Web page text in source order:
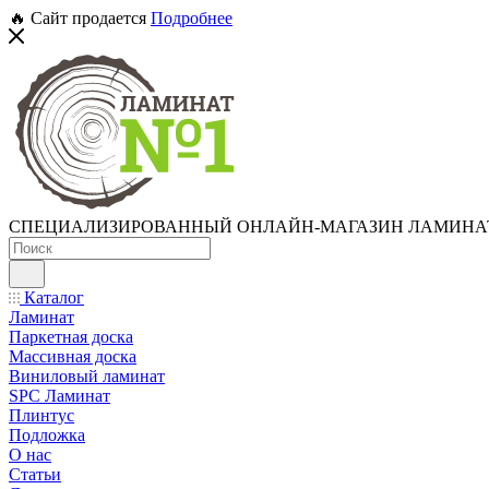
🔥 Сайт продается Подробнее
СПЕЦИАЛИЗИРОВАННЫЙ ОНЛАЙН-МАГАЗИН
Каталог
Ламинат
Паркетная доска
Массивная доска
Виниловый ламинат
SPC Ламинат
Плинтус
Подложка
О нас
Статьи